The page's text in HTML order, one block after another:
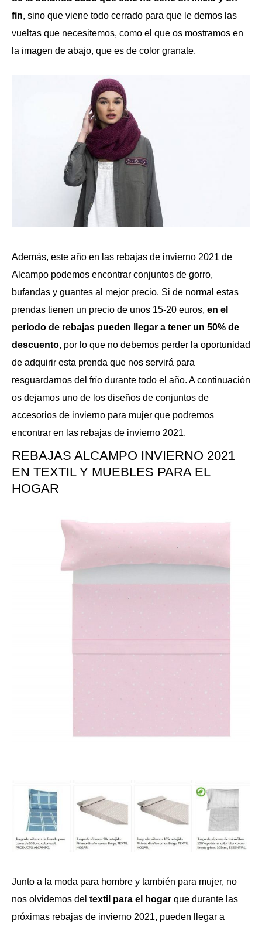
fin, sino que viene todo cerrado para que le demos las
vueltas que necesitemos, como el que os mostramos en
la imagen de abajo, que es de color granate.
Además, este año en las rebajas de invierno 2021 de
Alcampo podemos encontrar conjuntos de gorro,
bufandas y guantes al mejor precio. Si de normal estas
prendas tienen un precio de unos 15-20 euros, en el
periodo de rebajas pueden llegar a tener un 50% de
descuento, por lo que no debemos perder la oportunidad
de adquirir esta prenda que nos servirá para
resguardarnos del frío durante todo el año. A continuación
os dejamos uno de los diseños de conjuntos de
accesorios de invierno para mujer que podremos
encontrar en las rebajas de invierno 2021.
REBAJAS ALCAMPO INVIERNO 2021
EN TEXTIL Y MUEBLES PARA EL
HOGAR
Junto a la moda para hombre y también para mujer, no
nos olvidemos del textil para el hogar que durante las
próximas rebajas de invierno 2021, pueden llegar a